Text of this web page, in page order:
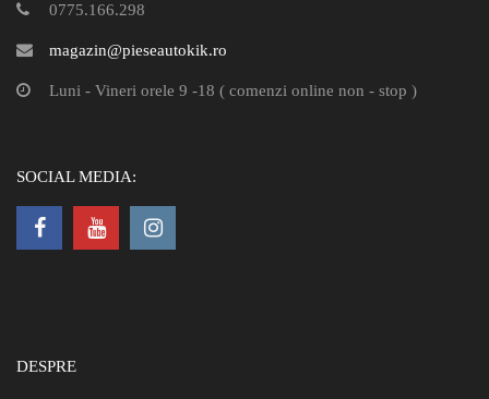
0775.166.298
magazin@pieseautokik.ro
Luni - Vineri orele 9 -18 ( comenzi online non - stop )
SOCIAL MEDIA:
DESPRE